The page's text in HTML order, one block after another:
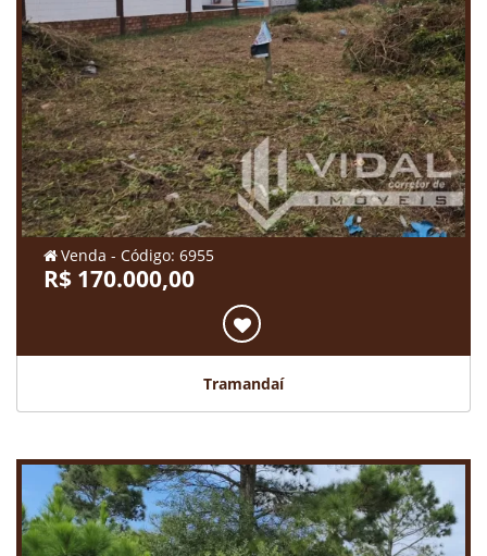
Venda - Código: 6955
R$ 170.000,00
Tramandaí